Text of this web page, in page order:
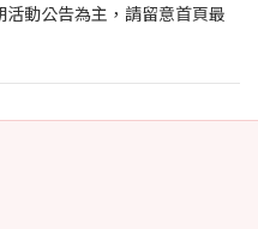
活動公告為主，請留意首頁最